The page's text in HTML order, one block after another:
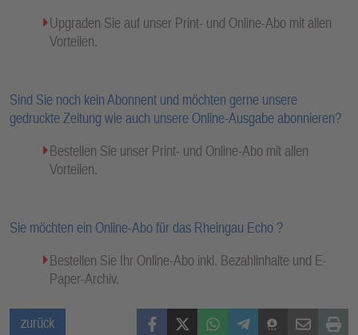
Upgraden Sie auf unser Print- und Online-Abo mit allen
Vorteilen.
Sind Sie noch kein Abonnent und möchten gerne unsere
gedruckte Zeitung wie auch unsere Online-Ausgabe abonnieren?
Bestellen Sie unser Print- und Online-Abo mit allen
Vorteilen.
Sie möchten ein Online-Abo für das Rheingau Echo ?
Bestellen Sie Ihr Online-Abo inkl. Bezahlinhalte und E-
Paper-Archiv.
zurück FacebookX (Twitter)WhatsAppTelegramThreemaMail Print